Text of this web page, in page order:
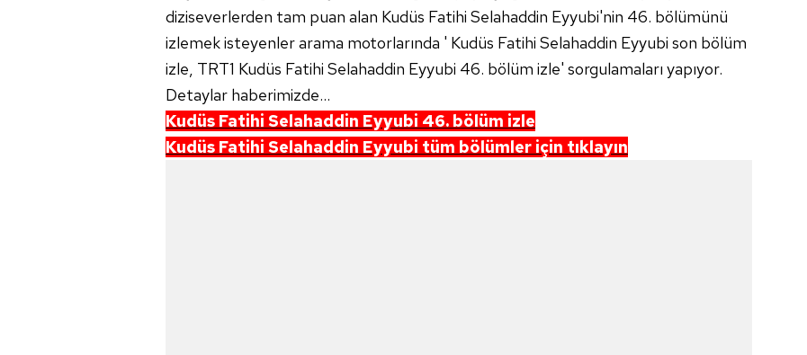
diziseverlerden tam puan alan Kudüs Fatihi Selahaddin Eyyubi'nin 46. bölümünü
izlemek isteyenler arama motorlarında ' Kudüs Fatihi Selahaddin Eyyubi son bölüm
izle, TRT1 Kudüs Fatihi Selahaddin Eyyubi 46. bölüm izle' sorgulamaları yapıyor.
Detaylar haberimizde...
Kudüs Fatihi Selahaddin Eyyubi 46. bölüm izle
Kudüs Fatihi Selahaddin Eyyubi tüm bölümler için tıklayın